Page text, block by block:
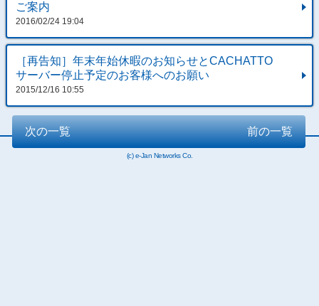
ご案内
2016/02/24 19:04
［再告知］年末年始休暇のお知らせとCACHATTO
サーバー停止予定のお客様へのお願い
2015/12/16 10:55
前の一覧
次の一覧
(c) e-Jan Networks Co.